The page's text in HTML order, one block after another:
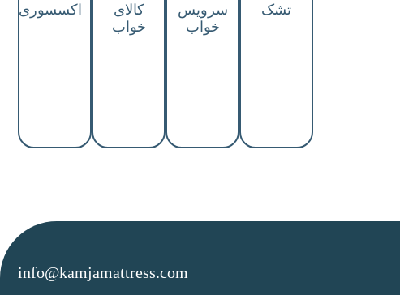
تشک
سرویس
خواب
کالای
خواب
اکسسوری
info@kamjamattress.com